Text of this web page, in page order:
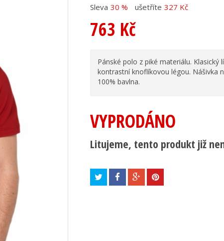
Sleva 30 % ušetříte 327 Kč
763 Kč
Pánské polo z piké materiálu. Klasický
kontrastní knoflíkovou légou. Nášivka
100% bavlna.
VYPRODÁNO
Litujeme, tento produkt již